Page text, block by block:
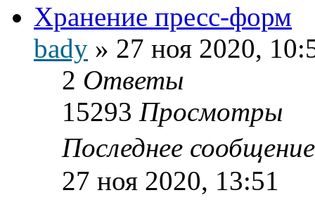
Хранение пресс-форм
bady » 27 ноя 2020,
2 Ответы
15293 Просмотры
Последнее
27 ноя 2020, 13:51